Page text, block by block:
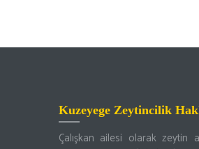
Kuzeyege Zeytincilik
Çalışkan ailesi olarak zeytin